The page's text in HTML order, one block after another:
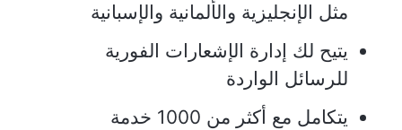
مثل الإنجليزية والألمانية والإسبانية
يتيح لك إدارة الإشعارات الفورية
للرسائل الواردة
يتكامل مع أكثر من 1000 خدمة